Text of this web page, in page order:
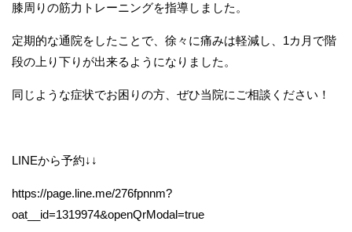
膝周りの筋力トレーニングを指導しました。
定期的な通院をしたことで、徐々に痛みは軽減し、1カ月で階
段の上り下りが出来るようになりました。
同じような症状でお困りの方、ぜひ当院にご相談ください！
LINEから予約↓↓
https://page.line.me/276fpnnm?
oat__id=1319974&openQrModal=true